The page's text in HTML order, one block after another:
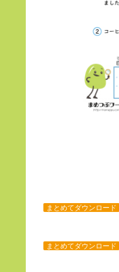
まとめてダウンロード
まとめてダウンロード